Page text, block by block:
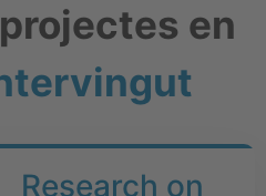
en
Research on